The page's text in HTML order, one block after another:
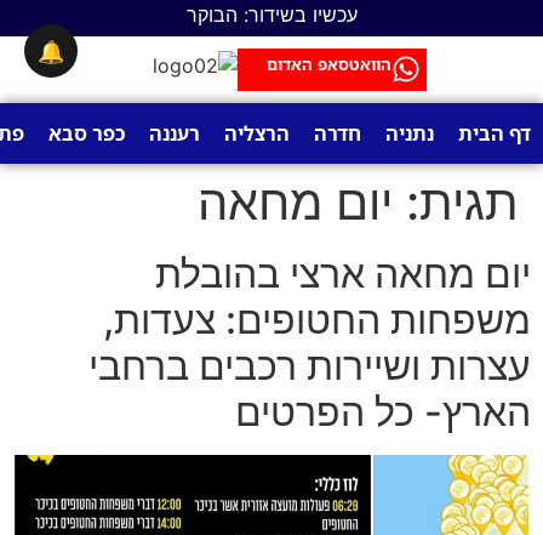
עכשיו בשידור: הבוקר
הוואטסאפ האדום
דף הבית נתניה חדרה הרצליה רעננה כפר סבא
תגית: יום מחאה
יום מחאה ארצי בהובלת
משפחות החטופים: צעדות,
עצרות ושיירות רכבים ברחבי
הארץ- כל הפרטים
🔔